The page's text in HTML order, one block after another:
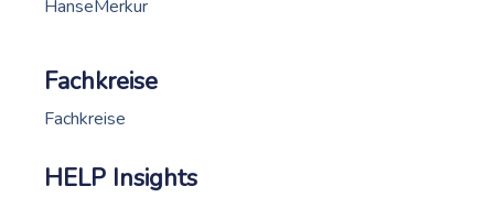
HanseMerkur
Fachkreise
Fachkreise
HELP Insights